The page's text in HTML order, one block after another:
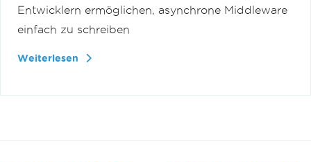
Entwicklern ermöglichen, asynchrone Middleware
einfach zu schreiben
Weiterlesen